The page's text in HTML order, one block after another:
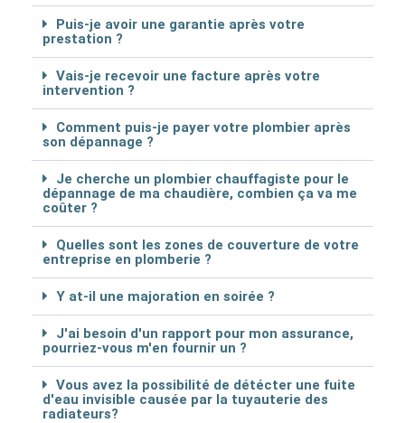
Puis-je avoir une garantie après votre
prestation ?
Vais-je recevoir une facture après votre
intervention ?
Comment puis-je payer votre plombier après
son dépannage ?
Je cherche un plombier chauffagiste pour le
dépannage de ma chaudière, combien ça va me
coûter ?
Quelles sont les zones de couverture de votre
entreprise en plomberie ?
Y at-il une majoration en soirée ?
J'ai besoin d'un rapport pour mon assurance,
pourriez-vous m'en fournir un ?
Vous avez la possibilité de détécter une fuite
d'eau invisible causée par la tuyauterie des
radiateurs?